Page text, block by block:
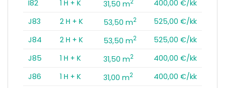
I82
1 H + K 31,50 m
400,00 €/kk
J83
2 H + K 53,50 m2
525,00 €/kk
J84
2 H + K 53,50 m2
525,00 €/kk
J85
1 H + K 31,50 m2
400,00 €/kk
J86
1 H + K 31,00 m2
400,00 €/kk